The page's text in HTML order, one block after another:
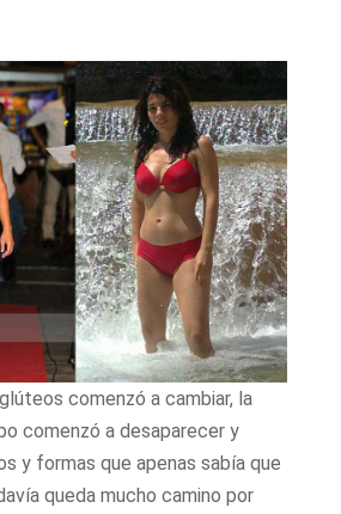
comenzó a cambiar, la
comenzó a desaparecer y
y formas que apenas sabía que
queda mucho camino por